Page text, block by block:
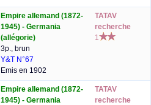
Empire allemand (1872-
1945) - Germania
(allégorie)
3p., brun
Y&T N°67
Emis en 1902
TATAV
recherche
1
Empire allemand (1872-
1945) - Germania
TATAV
recherche